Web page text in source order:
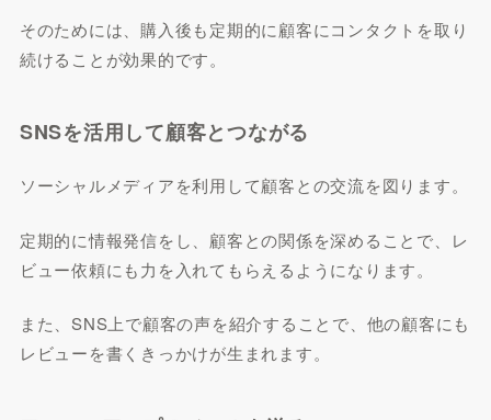
そのためには、購入後も定期的に顧客にコンタクトを取り
続けることが効果的です。
SNSを活用して顧客とつながる
ソーシャルメディアを利用して顧客との交流を図ります。
定期的に情報発信をし、顧客との関係を深めることで、レ
ビュー依頼にも力を入れてもらえるようになります。
また、SNS上で顧客の声を紹介することで、他の顧客にも
レビューを書くきっかけが生まれます。